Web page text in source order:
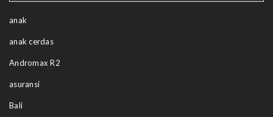
anak
anak cerdas
Andromax R2
asuransi
Bali